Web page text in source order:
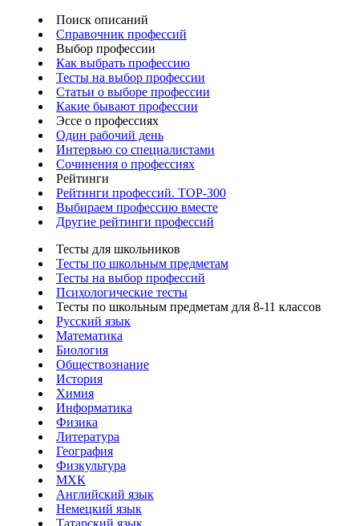
Поиск описаний
Справочник профессий
Выбор профессии
Как выбрать профессию
Тесты на выбор профессии
Статьи о выборе профессии
Какие бывают профессии
Эссе о профессиях
Один рабочий день
Интервью со специалистами
Сочинения о профессиях
Рейтинги
Рейтинги профессий. TOP-300
Выбираем профессию вместе
Другие рейтинги профессий
Тесты для школьников
Тесты по школьным предметам
Тесты на выбор профессий
Психологические тесты
Тесты по школьным предметам для 8-11 классов
Русский язык
Математика
Биология
Обществознание
История
Химия
Информатика
Физика
Литература
География
Физкультура
МХК
Английский язык
Немецкий язык
Татарский язык